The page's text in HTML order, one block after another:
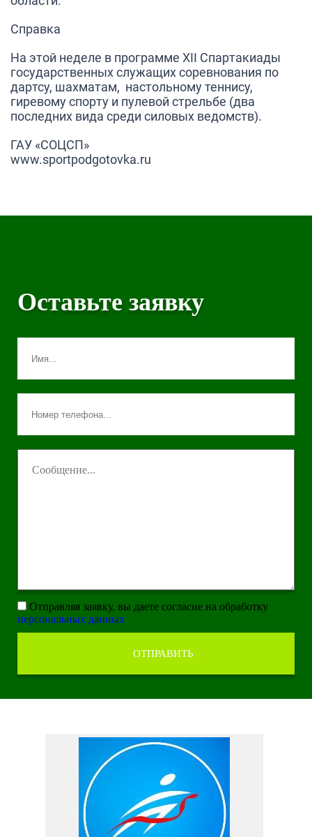
Справка
На этой неделе в программе XII Спартакиады
государственных служащих соревнования по
дартсу, шахматам, настольному теннису,
гиревому спорту и пулевой стрельбе (два
последних вида среди силовых ведомств).
ГАУ «СОЦСП»
www.sportpodgotovka.ru
Оставьте заявку
Отправляя заявку, вы даете согласие на обработку
персональных данных